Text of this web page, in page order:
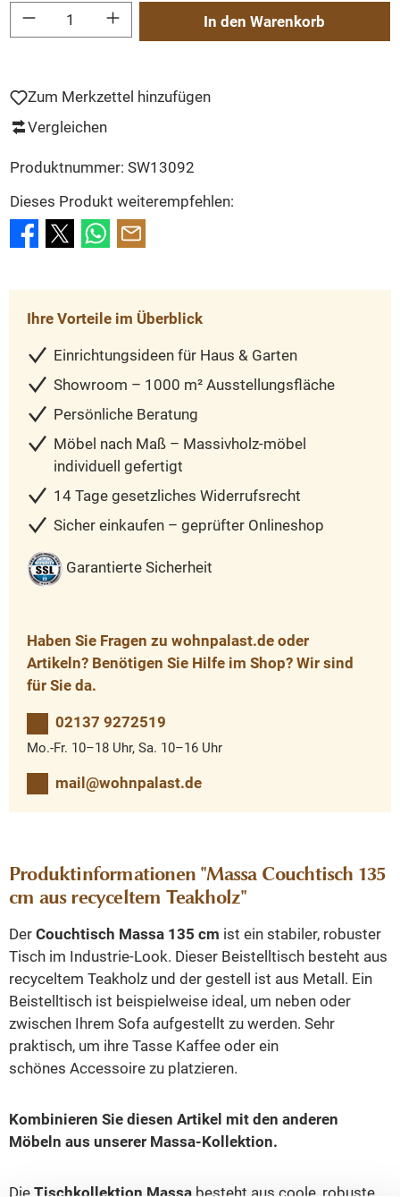
Produkt Anzahl: Gib den gewünschten Wert ein oder benutze die Schaltflächen
In den Warenkorb
Zum Merkzettel hinzufügen
Vergleichen
Produktnummer: SW13092
Dieses Produkt weiterempfehlen:
Ihre Vorteile im Überblick
Einrichtungsideen für Haus & Garten
Showroom – 1000 m² Ausstellungsfläche
Persönliche Beratung
Möbel nach Maß – Massivholz-möbel
individuell gefertigt
14 Tage gesetzliches Widerrufsrecht
Sicher einkaufen – geprüfter Onlineshop
Garantierte Sicherheit
Haben Sie Fragen zu wohnpalast.de oder
Artikeln? Benötigen Sie Hilfe im Shop? Wir sind
für Sie da.
02137 9272519
Mo.-Fr. 10–18 Uhr, Sa. 10–16 Uhr
mail@wohnpalast.de
Produktinformationen "Massa Couchtisch 135
cm aus recyceltem Teakholz"
Der Couchtisch Massa 135 cm ist ein stabiler, robuster
Tisch im Industrie-Look. Dieser Beistelltisch besteht aus
recyceltem Teakholz und der gestell ist aus Metall. Ein
Beistelltisch ist beispielweise ideal, um neben oder
zwischen Ihrem Sofa aufgestellt zu werden. Sehr
praktisch, um ihre Tasse Kaffee oder ein
schönes Accessoire zu platzieren.
Kombinieren Sie diesen Artikel mit den anderen
Möbeln aus unserer Massa-Kollektion.
Die Tischkollektion Massa besteht aus coole, robuste